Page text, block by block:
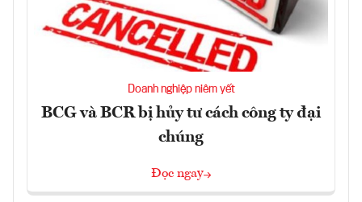
Doanh nghiệp niêm yết
BCG và BCR bị hủy tư cách công ty đại
chúng
Đọc ngay